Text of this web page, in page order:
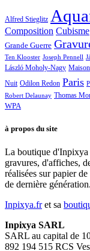
Alfred Stieglitz
Composition Cubisme
Grande Guerre
Ten Klooster Joseph Pennell
László Moholy-Nagy Maison
Nuit Odilon Redon Paris
Robert Delaunay Thomas
WPA
à propos du site
La boutique d'Inpixya
gravures, d'affiches,
réalisées sur papier
de dernière génération.
Inpixya.fret sa
Inpixya SARL
SARL au capital de
892 194 515 RCS